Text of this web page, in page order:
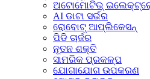
ଅଟୋମୋଟିଭ୍
AI ଡାଟା ସର୍ଭର
ରୋବୋଟ୍ ଆପ୍ଲିକେସନ୍
ପିଡି ଚାର୍ଜର
ନୂତନ ଶକ୍ତି
ସାମରିକ ପ୍ରକଳ୍ପ
ଯୋଗାଯୋଗ ଉପକରଣ